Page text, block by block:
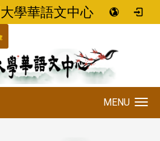
學華語文中心
MENU